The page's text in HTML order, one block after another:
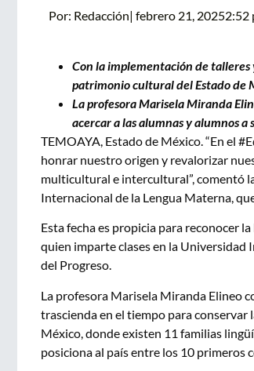
Por: Redacción| febrero 21, 20252:52
Con la implementación de talleres
patrimonio cultural del Estado de
La profesora Marisela Miranda
acercar a las alumnas y alumnos a
TEMOAYA, Estado de México. “En el
honrar nuestro origen y revalorizar
multicultural e intercultural”, comentó
Internacional de la Lengua Materna,
Esta fecha es propicia para reconocer
quien imparte clases en la Universidad
del Progreso.
La profesora Marisela Miranda Elineo
trascienda en el tiempo para
México, donde existen 11 familias
posiciona al país entre los 10 primeros